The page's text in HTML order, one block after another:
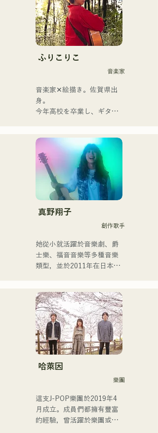
由主唱兼吉他手神谷雄馬傾
情演繹的懷舊歌曲，將流行
搖滾的精髓淋漓盡致地展現
出來。時而柔和、時而激昂
的旋律和歌詞，加上樂團成
以「令和歌謠搖滾」為名，
活躍於樂壇。
ふりこりこ
音楽家
音楽家✕絵描き。佐賀県出
身。
今年高校を卒業し、ギター
行う傍ら、大胆な色彩感覚
を活かしたアート制作に励
む。枠に収まりきれないマ
ルチな表現スタイルを確立
するため、日々探求を続け
ている。現在はSNSを中心
に、自身の表現を発信中。
真野翔子
創作歌手
她從小就活躍於音樂劇、爵
士樂、福音音樂等多種音樂
類型，並於2011年在日本出
心，在各種媒體上亮相，也
參與了許多企業廣告歌曲和
電影的製作。
2014年至2017年，她以東京
為據點，活躍於多個領域，
包括為寶礦力水特電視廣告
作曲、在富士電視台
出演搖滾音樂劇。
2017年起，她回到福岡，除
了自己的工作之外，還活躍
哈萊因
樂團
這支J-POP樂團於2019年4
月成立。成員們都擁有豐富
的經驗，曾活躍於樂團或擔